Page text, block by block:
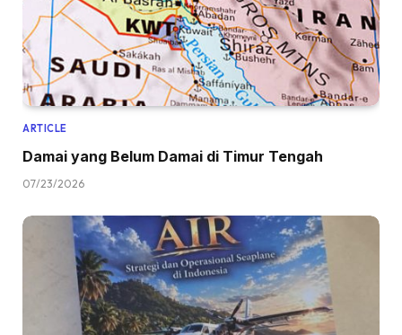
ARTICLE
Damai yang Belum Damai di Timur Tengah
07/23/2026